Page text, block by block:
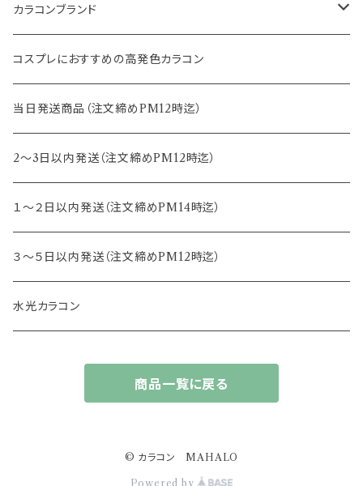
14.2mm
14.5mm
15.0mm
14.4mm
12.8mm
13.0mm
13.2mm
13.3mm
13.4mm
13.5mm
13.6mm
8.6mm
8.7mm
8.8mm
8.5mm
カラコンブランド
エバーカラー
エヌズコレクション
トパーズ
キャンディーマジック
レヴィア
チュチュ
コスプレにおすすめの高発色カラコン
当日発送商品（注文締めPM12時迄）
2～3日以内発送（注文締めPM12時迄）
１～２日以内発送（注文締めPM14時迄）
３～５日以内発送（注文締めPM12時迄）
水光カラコン
商品一覧に戻る
© カラコン MAHALO
Powered by